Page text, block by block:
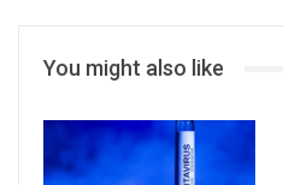
You might also like